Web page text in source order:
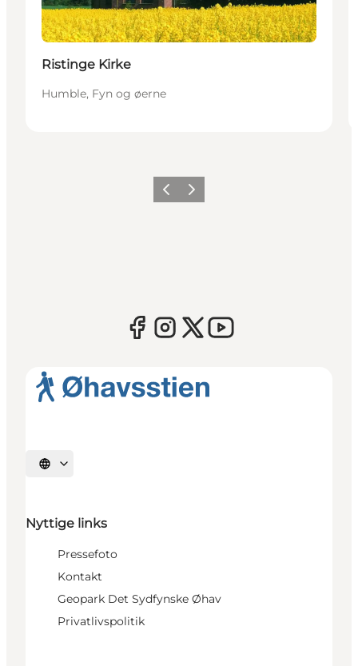
Ristinge Kirke
Humble, Fyn og øerne
ForrigeNæste
Vælg sprog
Nyttige links
Pressefoto
Kontakt
Geopark Det Sydfynske Øhav
Privatlivspolitik